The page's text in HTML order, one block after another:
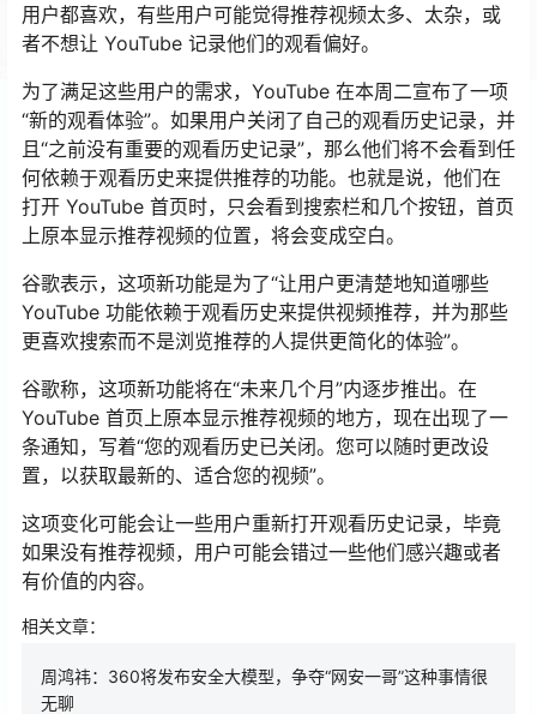
用户都喜欢，有些用户可能觉得推荐视频太多、太杂，或
者不想让 YouTube 记录他们的观看偏好。
为了满足这些用户的需求，YouTube 在本周二宣布了一项
“新的观看体验”。如果用户关闭了自己的观看历史记录，并
且“之前没有重要的观看历史记录”，那么他们将不会看到任
何依赖于观看历史来提供推荐的功能。也就是说，他们在
打开 YouTube 首页时，只会看到搜索栏和几个按钮，首页
上原本显示推荐视频的位置，将会变成空白。
谷歌表示，这项新功能是为了“让用户更清楚地知道哪些
YouTube 功能依赖于观看历史来提供视频推荐，并为那些
更喜欢搜索而不是浏览推荐的人提供更简化的体验”。
谷歌称，这项新功能将在“未来几个月”内逐步推出。在
YouTube 首页上原本显示推荐视频的地方，现在出现了一
条通知，写着“您的观看历史已关闭。您可以随时更改设
置，以获取最新的、适合您的视频”。
这项变化可能会让一些用户重新打开观看历史记录，毕竟
如果没有推荐视频，用户可能会错过一些他们感兴趣或者
有价值的内容。
相关文章：
周鸿祎：360将发布安全大模型，争夺“网安一哥”这种事情很
无聊